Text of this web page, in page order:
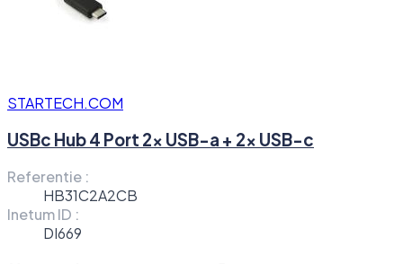
STARTECH.COM
USBc Hub 4 Port 2x USB-a + 2x USB-c
Referentie :
HB31C2A2CB
Inetum ID :
DI669